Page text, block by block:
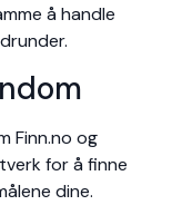
å handle
Finn.no og
for å finne
dine.